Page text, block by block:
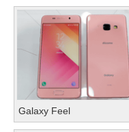
Galaxy Feel